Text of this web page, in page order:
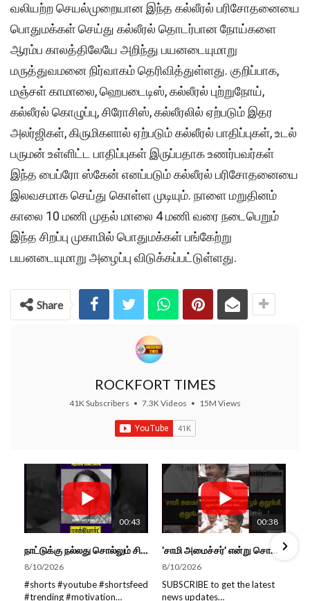
வலியற்ற செயல்முறையான இந்த கல்லீரல் பரிசோதனையை
பொதுமக்கள் செய்து கல்லீரல் தொடர்பான நோய்களை
ஆரம்ப காலத்திலேயே அறிந்து பயனடையுமாறு
மருத்துவமனை நிர்வாகம் தெரிவித்துள்ளது. குறிப்பாக,
மஞ்சள் காமாலை, ஹெபடைடிஸ், கல்லீரல் புற்றுநோய்,
கல்லீரல் கொழுப்பு, சிரோசிஸ், கல்லீரலில் ஏற்படும் இதர
அலர்ஜிகள், கிருமிகளால் ஏற்படும் கல்லீரல் பாதிப்புகள், உடல்
பருமன் உள்ளிட்ட பாதிப்புகள் இருப்பதாக உணர்பவர்கள்
இந்த பைப்ரோ ஸ்கேன் எனப்படும் கல்லீரல் பரிசோதனையை
இலவசமாக செய்து கொள்ள முடியும். நாளை மறுதினம்
காலை 10 மணி முதல் மாலை 4 மணி வரை நடைபெறும்
இந்த சிறப்பு முகாமில் பொதுமக்கள் பங்கேற்று
பயனடையுமாறு அழைப்பு விடுக்கப்பட்டுள்ளது.
Share
ROCKFORT TIMES
41K Subscribers • 7.3K Videos • 15M Views
00:43
நாட்டுக்கு நல்லது சொல்லும் சிறப்பான மேடைப்பேச்சு... #shorts #subscribe #video
8/10/2026
#shorts #youtube #shortsfeed
#trending #motivation
00:38
'சாமி அமைச்சர்' என்று சொன்னதும் குலுங்கி, குலுங்கி சிரித்த முதல்வர் விஜய்...!
8/10/2026
SUBSCRIBE to get the latest
news updates